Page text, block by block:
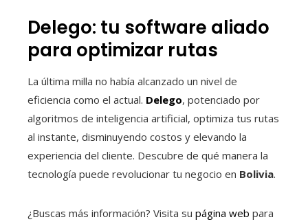
Delego: tu software aliado
para optimizar rutas
La última milla no había alcanzado un nivel de
eficiencia como el actual. Delego, potenciado por
algoritmos de inteligencia artificial, optimiza tus rutas
al instante, disminuyendo costos y elevando la
experiencia del cliente. Descubre de qué manera la
tecnología puede revolucionar tu negocio en Bolivia.
¿Buscas más información? Visita su página web para